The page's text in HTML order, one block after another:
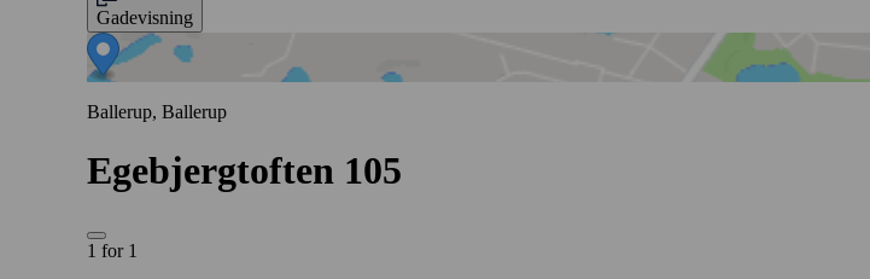
Gadevisning
Ballerup, Ballerup
Egebjergtoften 105
1 for 1